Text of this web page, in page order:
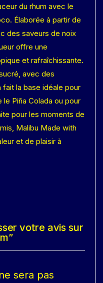
du rhum avec le
Élaborée à partir de
des saveurs de noix
offre une
et rafraîchissante.
avec des
fait la base idéale pour
Piña Colada ou pour
pour les moments de
Malibu Made with
et de plaisir à
votre avis sur
sera pas